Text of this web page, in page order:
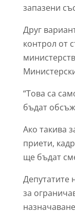
запазени
Друг
контрол от
“Това са
бъдат
Ако такива
приети,
ще бъдат
Депутатите
за